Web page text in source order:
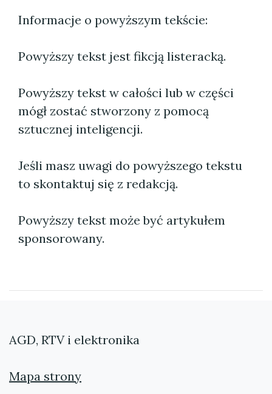
Informacje o powyższym tekście:
Powyższy tekst jest fikcją listeracką.
Powyższy tekst w całości lub w części
mógł zostać stworzony z pomocą
sztucznej inteligencji.
Jeśli masz uwagi do powyższego tekstu
to skontaktuj się z redakcją.
Powyższy tekst może być artykułem
sponsorowany.
AGD, RTV i elektronika
Mapa strony